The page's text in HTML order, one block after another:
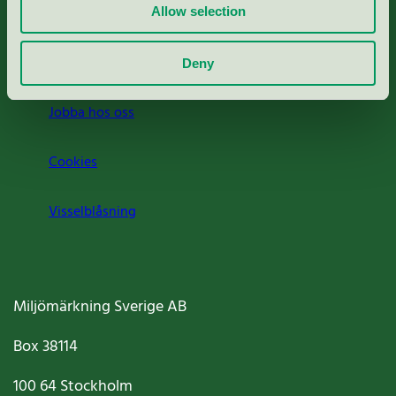
Allow selection
Deny
Jobba hos oss
Cookies
Visselblåsning
Miljömärkning Sverige AB
Box38114
100 64Stockholm